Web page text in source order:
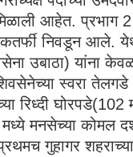
आहेत. प्रभाग
निवडून आले.
उबाठा) यांना
स्वरा
रिध्दी घोरपडे(102
मनसेच्या कोमल
गुहागर